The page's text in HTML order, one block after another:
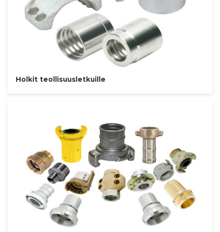
Holkit teollisuusletkuille